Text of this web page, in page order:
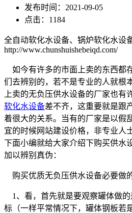
发布时间：2021-09-05
点击：1184
全自动软化水设备、锅炉软化水设
http://www.chunshuishebeiqd.com/
如今有许多的市面上卖的东西都
们去辨别的，若不是专业的人就根
上卖的无负压供水设备的厂家也有
软化水设备差不齐，这重要就是跟
着很大的关系。当有的厂家是以假
宜的时候网站建设价格，非专业人
下面小编就给大家介绍下购买供水
加以辨别真伪：
购买优质无负压供水设备必要做
1、看，首先就是要观察罐体做
标（一样平常情况下，罐体钢板若